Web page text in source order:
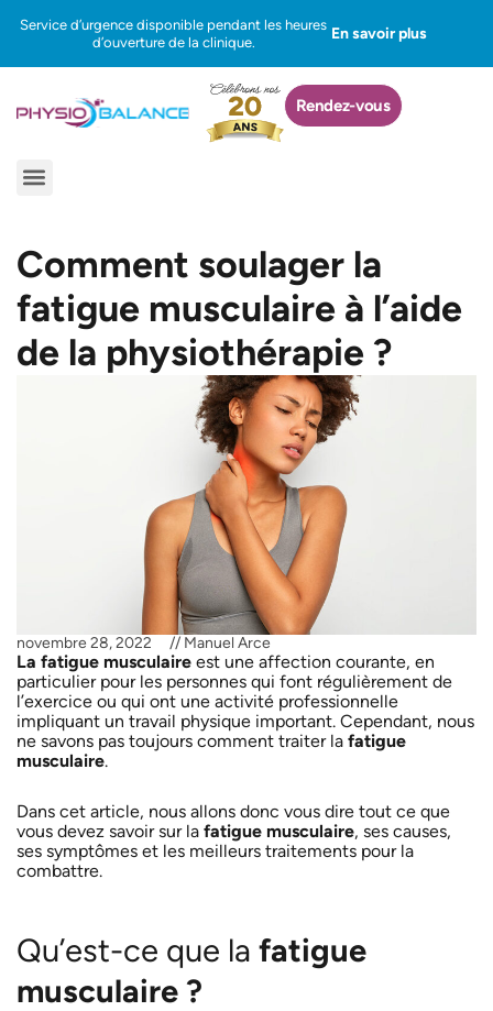
contenu
Service d’urgence disponible pendant les heures
d’ouverture de la clinique.
En savoir plus
Rendez-vous
Menu
Comment soulager la
fatigue musculaire à l’aide
de la physiothérapie ?
novembre 28, 2022 //Manuel Arce
La fatigue musculaire est une affection courante, en
particulier pour les personnes qui font régulièrement de
l’exercice ou qui ont une activité professionnelle
impliquant un travail physique important. Cependant, nous
ne savons pas toujours comment traiter la fatigue
musculaire.
Dans cet article, nous allons donc vous dire tout ce que
vous devez savoir sur la fatigue musculaire, ses causes,
ses symptômes et les meilleurs traitements pour la
combattre.
Qu’est-ce que la fatigue
musculaire ?